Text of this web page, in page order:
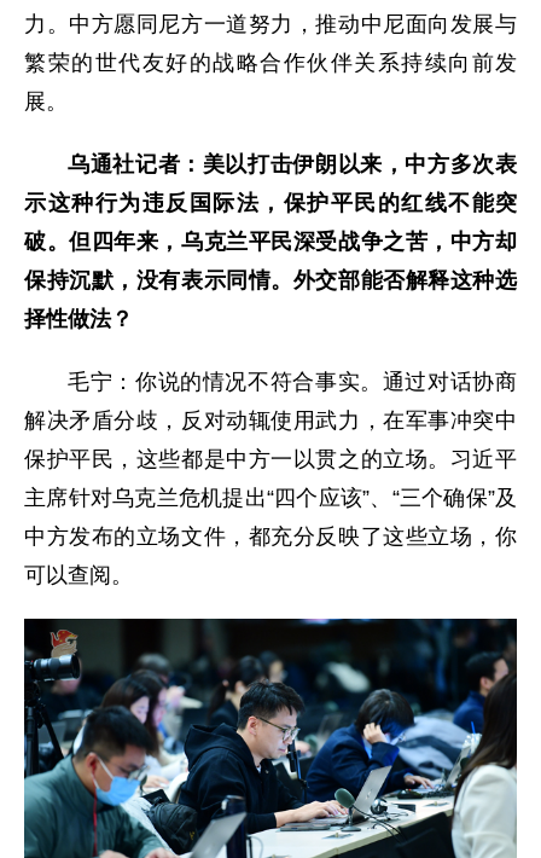
力。中方愿同尼方一道努力，推动中尼面向发展与
繁荣的世代友好的战略合作伙伴关系持续向前发
展。
乌通社记者：美以打击伊朗以来，中方多次表
示这种行为违反国际法，保护平民的红线不能突
破。但四年来，乌克兰平民深受战争之苦，中方却
保持沉默，没有表示同情。外交部能否解释这种选
择性做法？
毛宁：你说的情况不符合事实。通过对话协商
解决矛盾分歧，反对动辄使用武力，在军事冲突中
保护平民，这些都是中方一以贯之的立场。习近平
主席针对乌克兰危机提出“四个应该”、“三个确保”及
中方发布的立场文件，都充分反映了这些立场，你
可以查阅。